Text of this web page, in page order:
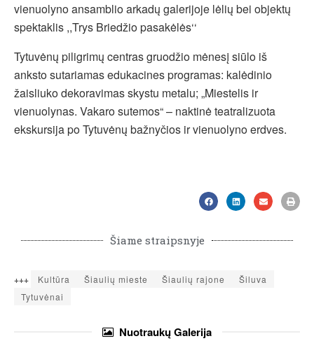
vienuolyno ansamblio arkadų galerijoje lėlių bei objektų
spektaklis ,,Trys Briedžio pasakėlės‘‘
Tytuvėnų piligrimų centras gruodžio mėnesį siūlo iš
anksto sutariamas edukacines programas: kalėdinio
žaisliuko dekoravimas skystu metalu; „Miestelis ir
vienuolynas. Vakaro sutemos“ – naktinė teatralizuota
ekskursija po Tytuvėnų bažnyčios ir vienuolyno erdves.
Šiame straipsnyje
+++ Kultūra Šiaulių mieste Šiaulių rajone
Šiluva
Tytuvėnai
NuotraukųGalerija